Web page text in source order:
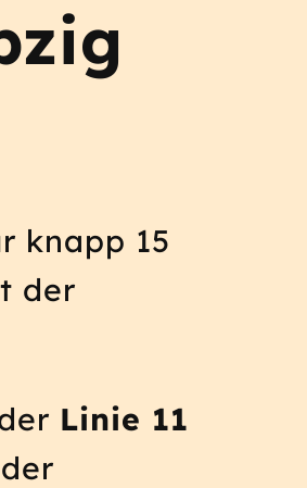
knapp 15
der
Linie 11